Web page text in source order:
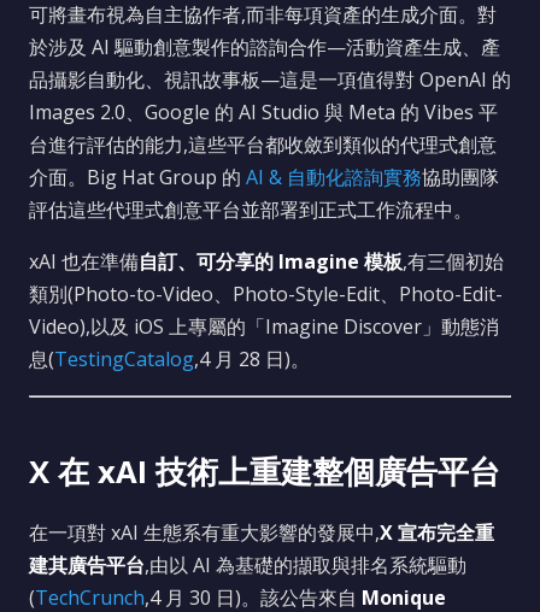
可將畫布視為自主協作者,而非每項資產的生成介面。對
於涉及 AI 驅動創意製作的諮詢合作—活動資產生成、產
品攝影自動化、視訊故事板—這是一項值得對 OpenAI 的
Images 2.0、Google 的 AI Studio 與 Meta 的 Vibes 平
台進行評估的能力,這些平台都收斂到類似的代理式創意
介面。Big Hat Group 的 AI & 自動化諮詢實務協助團隊
評估這些代理式創意平台並部署到正式工作流程中。
xAI 也在準備自訂、可分享的 Imagine 模板,有三個初始
類別(Photo-to-Video、Photo-Style-Edit、Photo-Edit-
Video),以及 iOS 上專屬的「Imagine Discover」動態消
息(TestingCatalog,4 月 28 日)。
X 在 xAI 技術上重建整個廣告平台
在一項對 xAI 生態系有重大影響的發展中,X 宣布完全重
建其廣告平台,由以 AI 為基礎的擷取與排名系統驅動
(TechCrunch,4 月 30 日)。該公告來自 Monique